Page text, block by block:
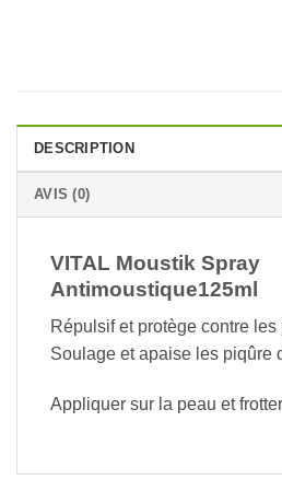
DESCRIPTION
AVIS (0)
VITAL Moustik Spray
Antimoustique125ml
Répulsif et protège contre les
Soulage et apaise les piqûre
Appliquer sur la peau et